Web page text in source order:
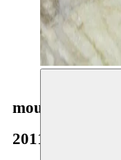
moussem.eu
2011–2014